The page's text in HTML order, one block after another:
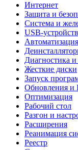
Интернет
Защита и
Система и
USB-
Диагностика и
Жесткие диски
Запуск
Обновления и
Оптимизация
Рабочий стол
Разгон и
Расширения
Реанимация
Реестр